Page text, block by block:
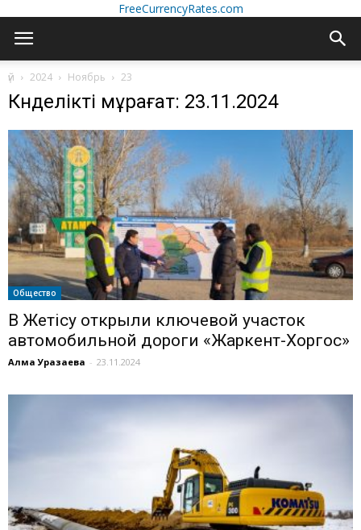
FreeCurrencyRates.com
үй 2024 Ноябрь 23
Күнделікті мұрағат: 23.11.2024
Общество
В Жетісу открыли ключевой участок
автомобильной дороги «Жаркент-Хоргос»
Алма Уразаева - 23.11.2024